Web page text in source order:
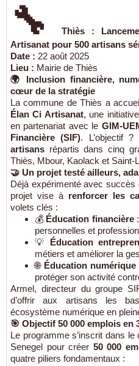
🔧
Thiès :
Artisanat pour 500 artisans
Date : 22 août 2025
Lieu : Mairie de Thiès
🌍 Inclusion financière,
cœur de la stratégie
La commune de Thiès a
Élan Ci Artisanat, une
en partenariat avec le GIM-
Financière (SIF). L’objectif
artisans répartis dans cinq
Thiès, Mbour, Kaolack et Saint-
🤝 Un projet testé ailleurs,
Déjà expérimenté avec succès
projet vise à renforcer les
volets clés :
💰 Éducation financière:
personnelles et
💡 Éducation
métiers et améliorer la
🌐 Éducation numérique
protéger son activité
Armel, directeur du groupe
d’offrir aux artisans les
écosystème numérique en
🎯 Objectif 50 000 emplois en
Le programme s’inscrit dans
Senegel pour créer 50 000
quatre piliers fondamentaux :